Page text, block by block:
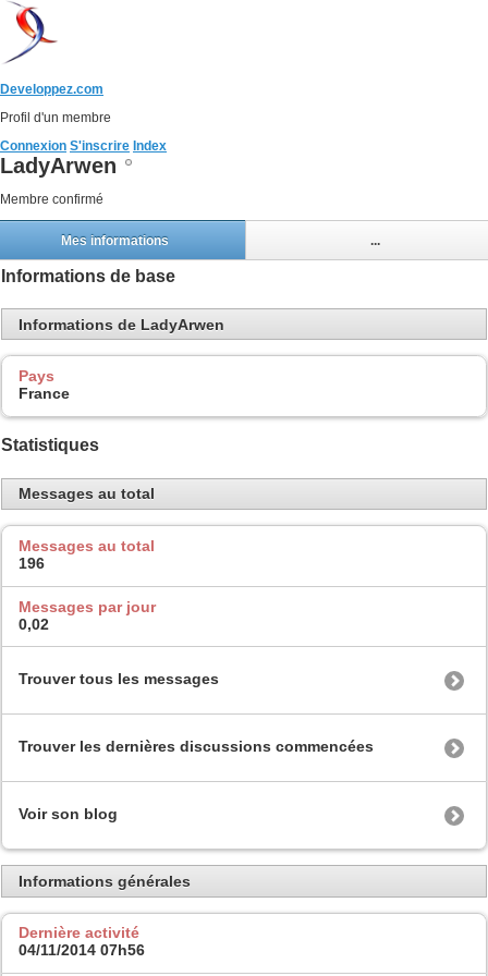
Developpez.com
Profil d'un membre
Connexion S'inscrire Index
LadyArwen
Membre confirmé
Mes informations ...
Informations de base
Informations de LadyArwen
Pays
France
Statistiques
Messages au total
Messages au total
196
Messages par jour
0,02
Trouver tous les messages
Trouver les dernières discussions commencées
Voir son blog
Informations générales
Dernière activité
04/11/2014 07h56